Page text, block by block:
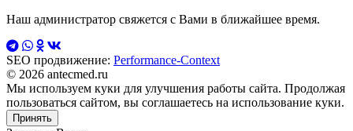
Наш администратор свяжется с Вами в ближайшее время.
SEO продвижение: Performance-Context
© 2026 antecmed.ru
Мы используем куки для улучшения работы сайта. Продолжая
пользоваться сайтом, вы соглашаетесь на использование куки.
Принять